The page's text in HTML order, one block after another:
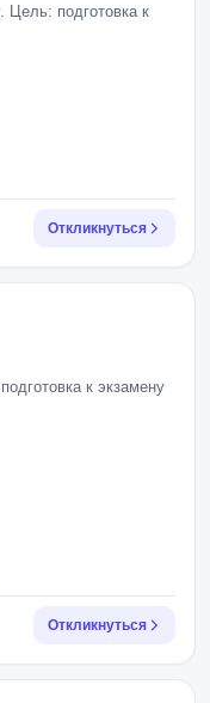
Цель: подготовка к
Откликнуться
к экзамену
Откликнуться